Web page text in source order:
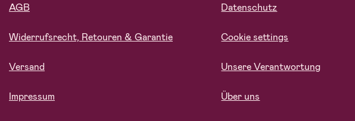
AGB
Widerrufsrecht, Retouren & Garantie
Versand
Impressum
Datenschutz
Cookie settings
Unsere Verantwortung
Über uns